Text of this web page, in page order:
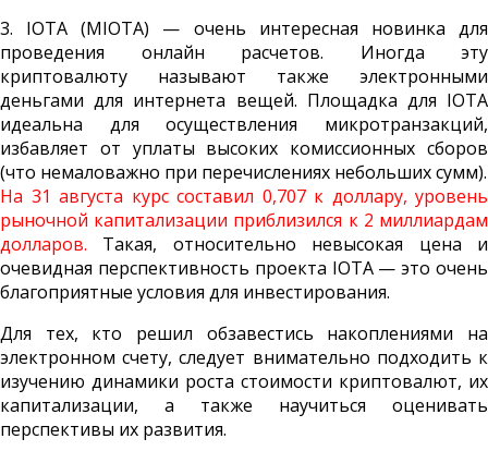
3. IOTA (MIOTA) — очень интересная новинка для
проведения онлайн расчетов. Иногда эту
криптовалюту называют также электронными
деньгами для интернета вещей. Площадка для IOTA
идеальна для осуществления микротранзакций,
избавляет от уплаты высоких комиссионных сборов
(что немаловажно при перечислениях небольших сумм).
На 31 августа курс составил 0,707 к доллару, уровень
рыночной капитализации приблизился к 2 миллиардам
долларов. Такая, относительно невысокая цена и
очевидная перспективность проекта IOTA — это очень
благоприятные условия для инвестирования.
Для тех, кто решил обзавестись накоплениями на
электронном счету, следует внимательно подходить к
изучению динамики роста стоимости криптовалют, их
капитализации, а также научиться оценивать
перспективы их развития.